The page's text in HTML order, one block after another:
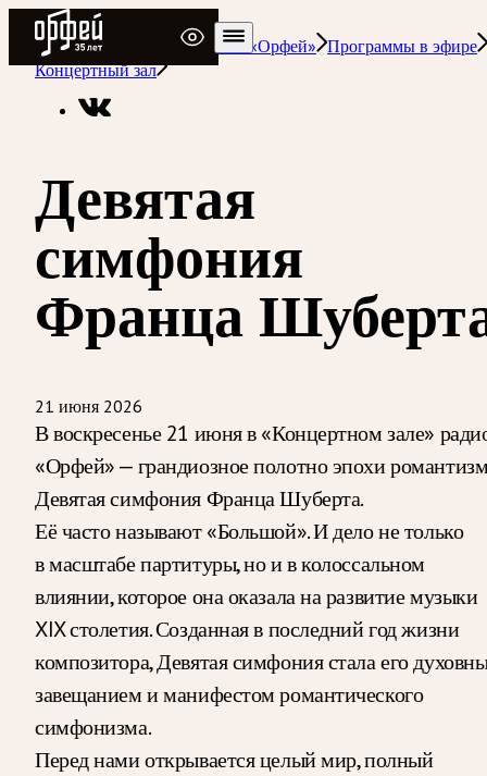
Радио Орфей
Радио классической музыки «Орфей» Программы в эфире
Концертный зал
Девятая
симфония
Франца
21 июня 2026
В воскресенье 21 июня в «Концертном зале»
«Орфей» — грандиозное полотно эпохи
Девятая симфония Франца Шуберта.
Её часто называют «Большой». И дело не только
в масштабе партитуры, но и в колоссальном
влиянии, которое она оказала на развитие музыки
XIX столетия. Созданная в последний год жизни
композитора, Девятая симфония стала его
завещанием и манифестом романтического
симфонизма.
Перед нами открывается целый мир, полный